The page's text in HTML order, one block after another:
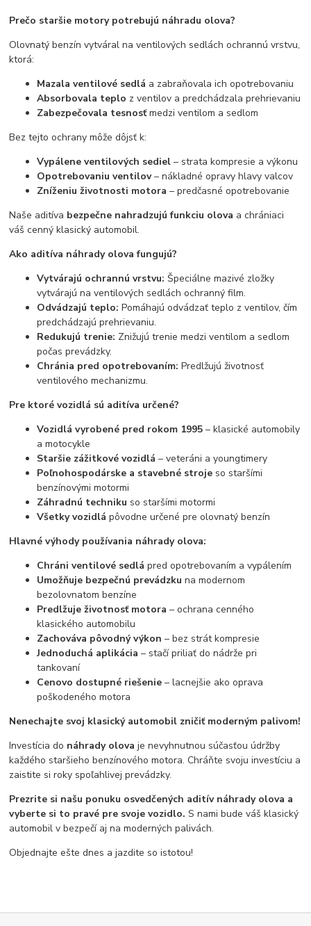
Prečo staršie motory potrebujú náhradu olova?
Olovnatý benzín vytváral na ventilových sedlách ochrannú vrstvu,
ktorá:
Mazala ventilové sedlá a zabraňovala ich opotrebovaniu
Absorbovala teplo z ventilov a predchádzala prehrievaniu
Zabezpečovala tesnosťmedzi ventilom a sedlom
Bez tejto ochrany môže dôjsť k:
Vypálene ventilových sediel – strata kompresie a výkonu
Opotrebovaniu ventilov– nákladné opravy hlavy valcov
Zníženiu životnosti motora – predčasné opotrebovanie
Naše aditíva bezpečne nahradzujú funkciu olova a chrániaci
váš cenný klasický automobil.
Ako aditíva náhrady olova fungujú?
Vytvárajú ochrannú vrstvu: Špeciálne mazivé zložky
vytvárajú na ventilových sedlách ochranný film.
Odvádzajú teplo: Pomáhajú odvádzať teplo z ventilov, čím
predchádzajú prehrievaniu.
Redukujú trenie: Znižujú trenie medzi ventilom a sedlom
počas prevádzky.
Chránia pred opotrebovaním: Predlžujú životnosť
ventilového mechanizmu.
Pre ktoré vozidlá sú aditíva určené?
Vozidlá vyrobené pred rokom 1995 – klasické automobily
a motocykle
Staršie zážitkové vozidlá – veteráni a youngtimery
Poľnohospodárske a stavebné stroje so staršími
benzínovými motormi
Záhradnú techniku so staršími motormi
Všetky vozidlá pôvodne určené pre olovnatý benzín
Hlavné výhody používania náhrady olova:
Chráni ventilové sedlá pred opotrebovaním a vypálením
Umožňuje bezpečnú prevádzku na modernom
bezolovnatom benzíne
Predlžuje životnosť motora – ochrana cenného
klasického automobilu
Zachováva pôvodný výkon – bez strát kompresie
Jednoduchá aplikácia – stačí priliať do nádrže pri
tankovaní
Cenovo dostupné riešenie – lacnejšie ako oprava
poškodeného motora
Nenechajte svoj klasický automobil zničiť moderným palivom!
Investícia do náhrady olova je nevyhnutnou súčasťou údržby
každého staršieho benzínového motora. Chráňte svoju investíciu a
zaistite si roky spoľahlivej prevádzky.
Prezrite si našu ponuku osvedčených aditív náhrady olova a
vyberte si to pravé pre svoje vozidlo. S nami bude váš klasický
automobil v bezpečí aj na moderných palivách.
Objednajte ešte dnes a jazdite so istotou!